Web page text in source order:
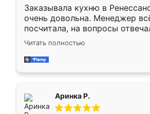
Заказывала кухню в
очень довольна. Менеджер
посчитала, на вопросы
Замерщик приехал в субботу,
делу со всей
за день, ребята работали
Читать полностью
Аринка Р.